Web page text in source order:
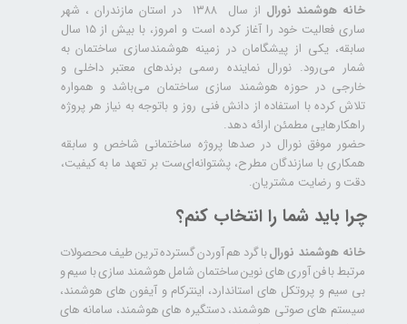
خانه هوشمند نورال
از سال ۱۳۸۸ در استان مازندران ، شهر
ساری فعالیت خود را آغاز کرده است و امروز، با بیش از ۱۵ سال
سابقه، یکی از پیشگامان در زمینه هوشمندسازی ساختمان به
شمار می‌رود. نورال نماینده رسمی برندهای معتبر داخلی و
خارجی در حوزه هوشمند سازی ساختمان می‌باشد و همواره
تلاش کرده با استفاده از دانش فنی روز و باتوجه به نیاز هر پروژه
راهکارهایی مطمئن ارائه دهد.
حضور موفق نورال در صدها پروژه‌ ساختمانی شاخص و سابقه
همکاری با سازندگان مطرح، پشتوانه‌ای‌ست بر تعهد ما به کیفیت،
دقت و رضایت مشتریان.
چرا باید شما را انتخاب کنم؟
خانه هوشمند نورالبا گرد هم آوردن گسترده ترین طیف محصولات
مرتبط با فن آوری های نوین ساختمان شامل هوشمند سازی با سیم و
بی سیم و پروتکل های استاندارد، اینترکام و آیفون های هوشمند،
سیستم های صوتی هوشمند، دستگیره های هوشمند، سامانه های